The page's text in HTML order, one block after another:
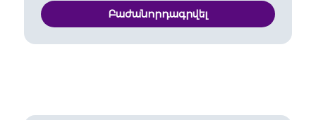
Բաժանորդագրվել